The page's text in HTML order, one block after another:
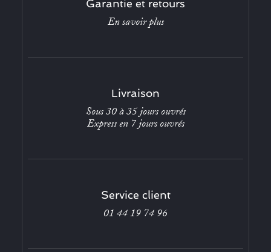
Garantie et retours
En savoir plus
Livraison
Sous 30 à 35 jours ouvrés
Express en 7 jours ouvrés
Service client
01 44 19 74 96